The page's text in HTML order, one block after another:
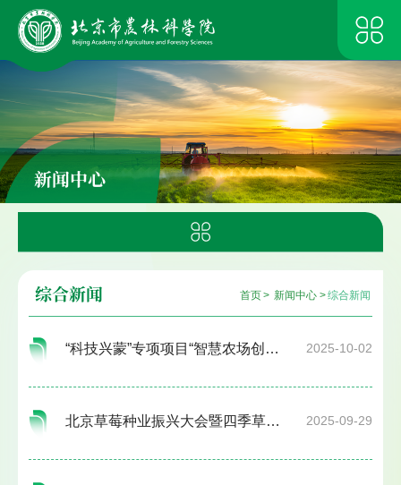
新闻中心
首页> 新闻中心 >综合新闻
综合新闻
2025-10-02
“科技兴蒙”专项项目“智慧农场创建中关键智能技术装备研制与应用项目”推进会在巴彦淖尔市国家农高区成功...
2025-09-29
北京草莓种业振兴大会暨四季草莓产业启动会在延庆成功举办